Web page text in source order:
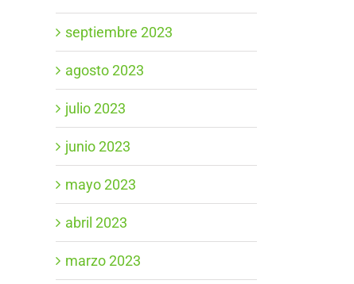
septiembre 2023
agosto 2023
julio 2023
junio 2023
mayo 2023
abril 2023
marzo 2023